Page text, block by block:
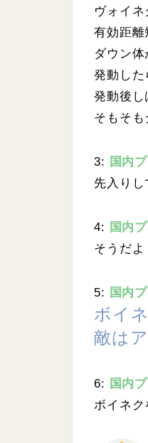
ヴォイ
有効距離
ダウン
発動した
発動後し
そもそ
3: 国内
先入り
4: 国内
そうだ
5: 国内
ボイ
敵は
6: 国内
ボイネ